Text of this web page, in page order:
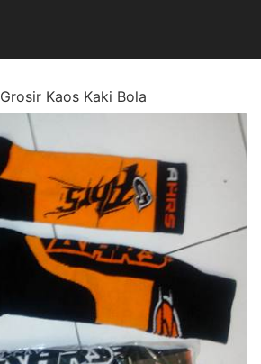
Grosir Kaos Kaki Bola